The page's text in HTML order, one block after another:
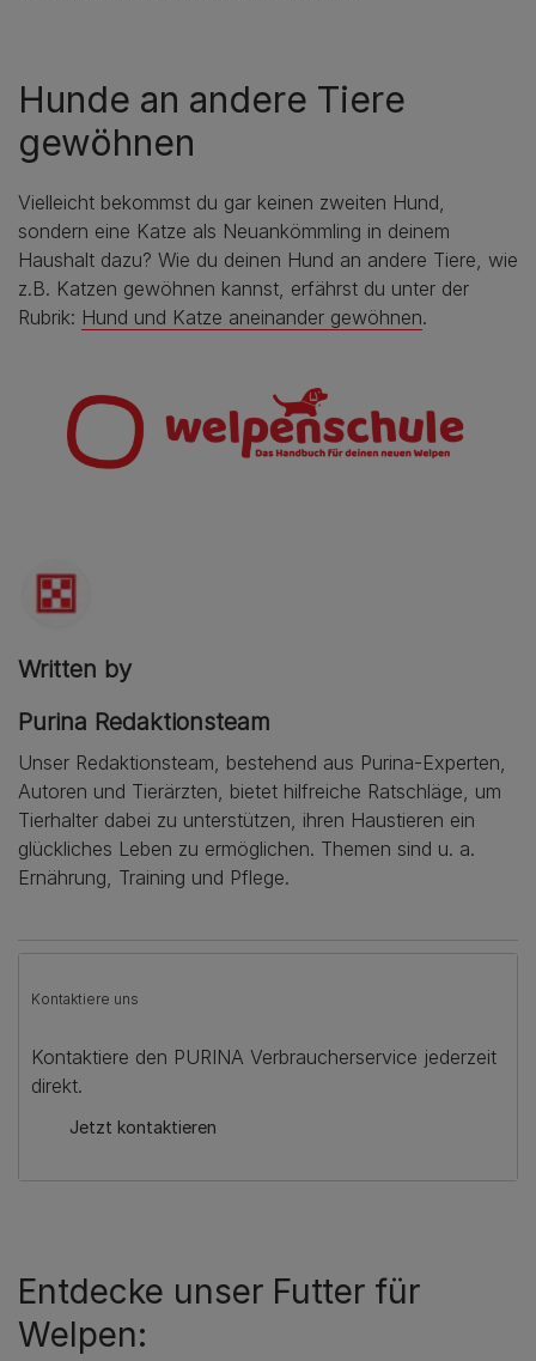
Hunde an andere Tiere
gewöhnen
Vielleicht bekommst du gar keinen zweiten Hund,
sondern eine Katze als Neuankömmling in deinem
Haushalt dazu? Wie du deinen Hund an andere Tiere, wie
z.B. Katzen gewöhnen kannst, erfährst du unter der
Rubrik: Hund und Katze aneinander gewöhnen.
Written by
Purina Redaktionsteam
Unser Redaktionsteam, bestehend aus Purina-Experten,
Autoren und Tierärzten, bietet hilfreiche Ratschläge, um
Tierhalter dabei zu unterstützen, ihren Haustieren ein
glückliches Leben zu ermöglichen. Themen sind u. a.
Ernährung, Training und Pflege.
Kontaktiere uns
Kontaktiere den PURINA Verbraucherservice jederzeit
direkt.
Jetzt kontaktieren
Entdecke unser Futter für
Welpen: